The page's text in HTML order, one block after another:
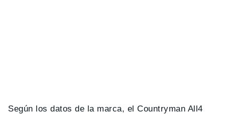
Según los datos de la marca, el Countryman All4